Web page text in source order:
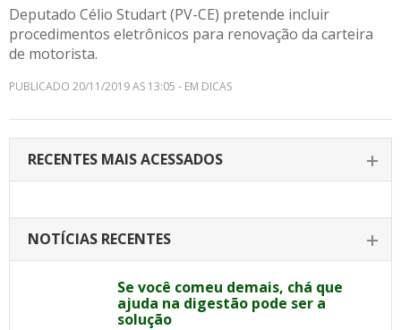
Deputado Célio Studart (PV-CE) pretende incluir
procedimentos eletrônicos para renovação da carteira
de motorista.
PUBLICADO 20/11/2019 AS 13:05 - EM DICAS
RECENTES MAIS ACESSADOS
NOTÍCIAS RECENTES
Se você comeu demais, chá que
ajuda na digestão pode ser a
solução